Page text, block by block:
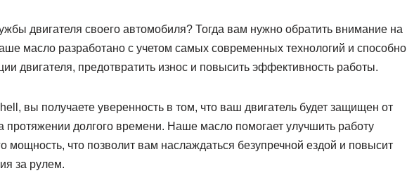
двигателя своего автомобиля? Тогда вам нужно обратить внимание на
масло разработано с учетом самых современных технологий и способно
двигателя, предотвратить износ и повысить эффективность работы.
вы получаете уверенность в том, что ваш двигатель будет защищен от
протяжении долгого времени. Наше масло помогает улучшить работу
мощность, что позволит вам наслаждаться безупречной ездой и повысит
за рулем.